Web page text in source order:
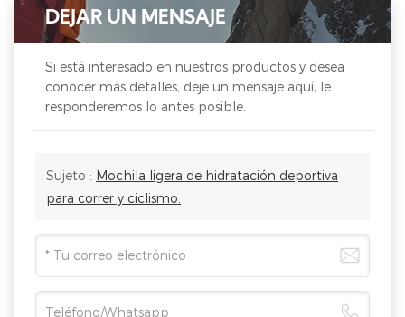
DEJAR UN MENSAJE
Si está interesado en nuestros productos y desea
conocer más detalles, deje un mensaje aquí, le
responderemos lo antes posible.
Sujeto : Mochila ligera de hidratación deportiva
para correr y ciclismo.